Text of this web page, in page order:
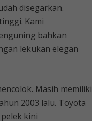
disegarkan.
Kami
bahkan
lekukan elegan
Masih memiliki
2003 lalu. Toyota
kini